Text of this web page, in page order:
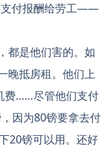
支付报酬给劳工——
都是他们害的。如
晚抵房租。他们上
费……尽管他们支付
因为80镑要拿去付
20镑可以用。还好